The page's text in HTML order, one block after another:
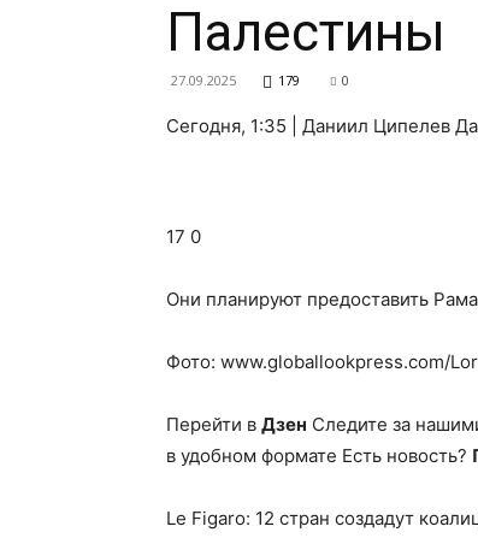
Палестины
27.09.2025 179 0
Сегодня, 1:35 | Даниил Ципелев
17 0
Они планируют предоставить
Фото: www.globallookpress.com/
Перейти в Дзен Следите за
в удобном формате Есть новость?
Le Figaro: 12 стран создадут